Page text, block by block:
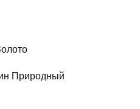
Природный